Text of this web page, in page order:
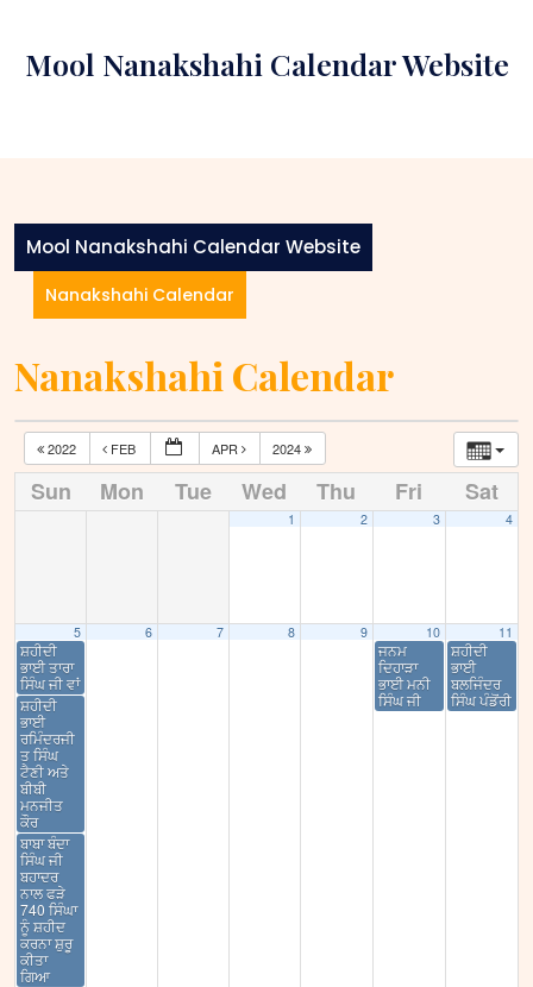
contentMool Nanakshahi Calendar Website
Mool Nanakshahi Calendar Website
Nanakshahi Calendar
Nanakshahi Calendar
2022 FEB APR 2024
Sun Mon Tue Wed Thu Fri Sat
1 2 3 4
5
ਸ਼ਹੀਦੀ
ਭਾਈ ਤਾਰਾ
ਸਿੰਘ ਜੀ ਵਾਂ
ਸ਼ਹੀਦੀ
ਭਾਈ
ਰਮਿੰਦਰਜੀ
ਤ ਸਿੰਘ
ਟੈਣੀ ਅਤੇ
ਬੀਬੀ
ਮਨਜੀਤ
ਕੌਰ
ਬਾਬਾ ਬੰਦਾ
ਸਿੰਘ ਜੀ
ਬਹਾਦਰ
ਨਾਲ ਫੜੇ
740 ਸਿੰਘਾ
ਨੂੰ ਸ਼ਹੀਦ
ਕਰਨਾ ਸ਼ੁਰੂ
ਕੀਤਾ
ਗਿਆ
6 7 8 9 10
ਜਨਮ
ਦਿਹਾੜਾ
ਭਾਈ ਮਨੀ
ਸਿੰਘ ਜੀ
11
ਸ਼ਹੀਦੀ
ਭਾਈ
ਬਲਜਿੰਦਰ
ਸਿੰਘ ਪੰਡੋਂਰੀ